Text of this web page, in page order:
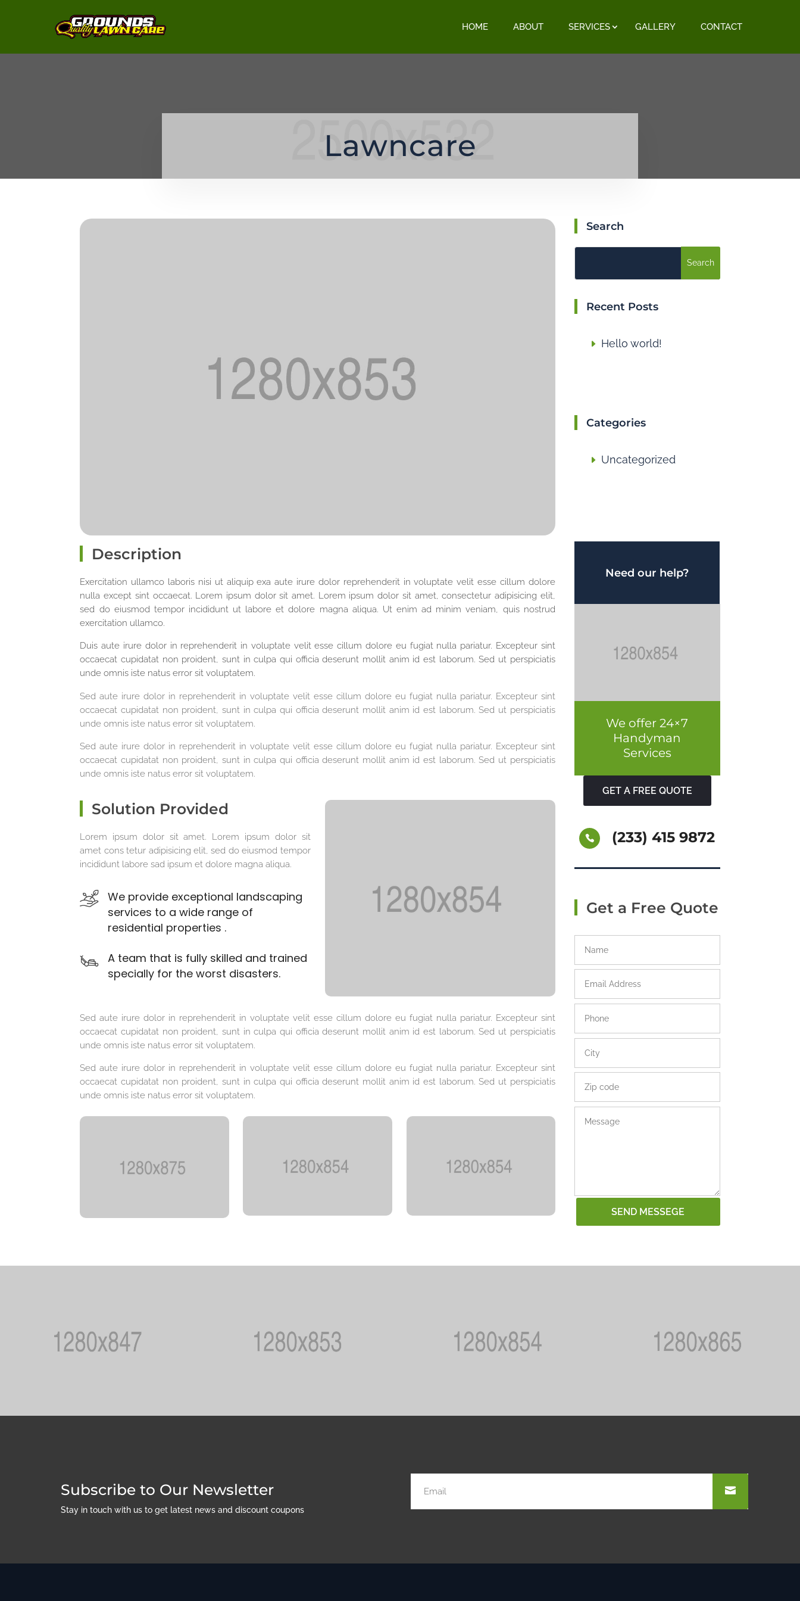
HOME ABOUT SERVICES GALLERY CONTACT
Lawncare
Description
Exercitation ullamco laboris nisi ut aliquip exa aute irure dolor reprehenderit in voluptate velit esse cillum dolore
nulla except sint occaecat. Lorem ipsum dolor sit amet. Lorem ipsum dolor sit amet, consectetur adipisicing elit,
sed do eiusmod tempor incididunt ut labore et dolore magna aliqua. Ut enim ad minim veniam, quis nostrud
exercitation ullamco.
Duis aute irure dolor in reprehenderit in voluptate velit esse cillum dolore eu fugiat nulla pariatur. Excepteur sint
occaecat cupidatat non proident, sunt in culpa qui officia deserunt mollit anim id est laborum. Sed ut perspiciatis
unde omnis iste natus error sit voluptatem.
Sed aute irure dolor in reprehenderit in voluptate velit esse cillum dolore eu fugiat nulla pariatur. Excepteur sint
occaecat cupidatat non proident, sunt in culpa qui officia deserunt mollit anim id est laborum. Sed ut perspiciatis
unde omnis iste natus error sit voluptatem.
Sed aute irure dolor in reprehenderit in voluptate velit esse cillum dolore eu fugiat nulla pariatur. Excepteur sint
occaecat cupidatat non proident, sunt in culpa qui officia deserunt mollit anim id est laborum. Sed ut perspiciatis
unde omnis iste natus error sit voluptatem.
Solution Provided
Lorem ipsum dolor sit amet. Lorem ipsum dolor sit
amet cons tetur adipisicing elit, sed do eiusmod tempor
incididunt labore sad ipsum et dolore magna aliqua.
We provide exceptional landscaping
services to a wide range of
residential properties .
A team that is fully skilled and trained
specially for the worst disasters.
Sed aute irure dolor in reprehenderit in voluptate velit esse cillum dolore eu fugiat nulla pariatur. Excepteur sint
occaecat cupidatat non proident, sunt in culpa qui officia deserunt mollit anim id est laborum. Sed ut perspiciatis
unde omnis iste natus error sit voluptatem.
Sed aute irure dolor in reprehenderit in voluptate velit esse cillum dolore eu fugiat nulla pariatur. Excepteur sint
occaecat cupidatat non proident, sunt in culpa qui officia deserunt mollit anim id est laborum. Sed ut perspiciatis
unde omnis iste natus error sit voluptatem.
Search
Recent Posts
Hello world!
Categories
Uncategorized
Need our help?
We offer 24×7
Handyman
Services
GET A FREE QUOTE
(233) 415 9872
Get a Free Quote
SEND MESSEGE
Subscribe to Our Newsletter
Stay in touch with us to get latest news and discount coupons